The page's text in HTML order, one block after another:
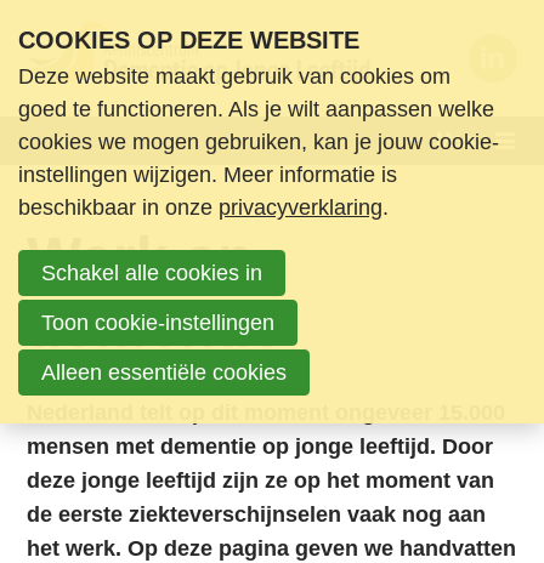
S
p
r
i
Menu
Werk en
dementie
mensen met dementie op jonge leeftijd. Door
deze jonge leeftijd zijn ze op het moment van
de eerste ziekteverschijnselen vaak nog aan
het werk. Op deze pagina geven we handvatten
Wie zijn we
Wat doen we
Nieuws en ondersteuning
Nieuws
Informatie & Ondersteuning
Boeken en media
Contact
Login
COOKIES OP DEZE WEBSITE
Deze website maakt gebruik van cookies om
goed te functioneren. Als je wilt aanpassen welke
cookies we mogen gebruiken, kan je jouw cookie-
instellingen wijzigen. Meer informatie is
beschikbaar in onze privacyverklaring.
Schakel alle cookies in
Toon cookie-instellingen
Alleen essentiële cookies